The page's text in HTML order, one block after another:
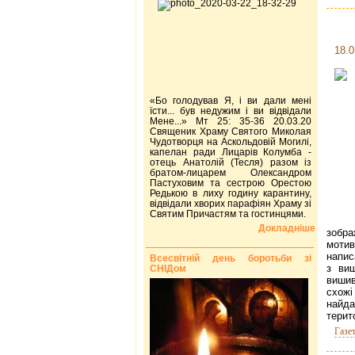
з
«Бо голодував Я, і ви дали мені
їсти... був недужим і ви відвідали
Мене...» Мт 25: 35-36 20.03.20
Священик Храму Святого Миколая
Чудотворця на Аскольдовій Могилі,
капелан ради Лицарів Колумба -
отець Анатолій (Тесля) разом із
братом-лицарем Олександром
Пастуховим та сестрою Орестою
Редькою в лиху годину карантину,
відвідали хворих парафіян Храму зі
Святим Причастям та гостинцями.
Докладніше
Всесвітній день боротьби зі
СНІДом